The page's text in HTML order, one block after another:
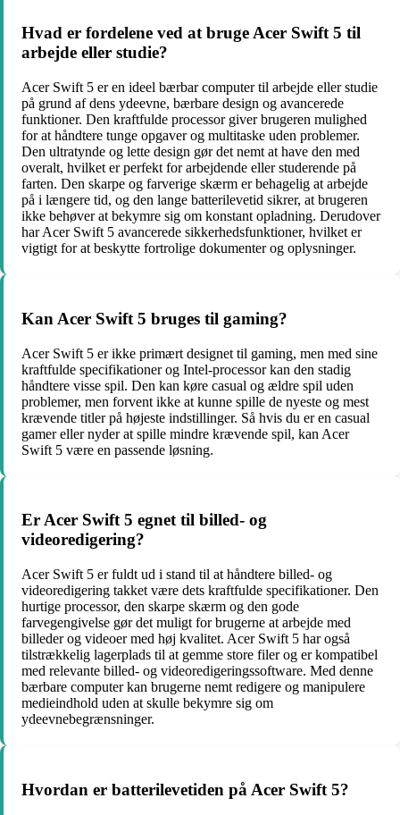
Hvad er fordelene ved at bruge Acer Swift 5 til
arbejde eller studie?
Acer Swift 5 er en ideel bærbar computer til arbejde eller studie
på grund af dens ydeevne, bærbare design og avancerede
funktioner. Den kraftfulde processor giver brugeren mulighed
for at håndtere tunge opgaver og multitaske uden problemer.
Den ultratynde og lette design gør det nemt at have den med
overalt, hvilket er perfekt for arbejdende eller studerende på
farten. Den skarpe og farverige skærm er behagelig at arbejde
på i længere tid, og den lange batterilevetid sikrer, at brugeren
ikke behøver at bekymre sig om konstant opladning. Derudover
har Acer Swift 5 avancerede sikkerhedsfunktioner, hvilket er
vigtigt for at beskytte fortrolige dokumenter og oplysninger.
Kan Acer Swift 5 bruges til gaming?
Acer Swift 5 er ikke primært designet til gaming, men med sine
kraftfulde specifikationer og Intel-processor kan den stadig
håndtere visse spil. Den kan køre casual og ældre spil uden
problemer, men forvent ikke at kunne spille de nyeste og mest
krævende titler på højeste indstillinger. Så hvis du er en casual
gamer eller nyder at spille mindre krævende spil, kan Acer
Swift 5 være en passende løsning.
Er Acer Swift 5 egnet til billed- og
videoredigering?
Acer Swift 5 er fuldt ud i stand til at håndtere billed- og
videoredigering takket være dets kraftfulde specifikationer. Den
hurtige processor, den skarpe skærm og den gode
farvegengivelse gør det muligt for brugerne at arbejde med
billeder og videoer med høj kvalitet. Acer Swift 5 har også
tilstrækkelig lagerplads til at gemme store filer og er kompatibel
med relevante billed- og videoredigeringssoftware. Med denne
bærbare computer kan brugerne nemt redigere og manipulere
medieindhold uden at skulle bekymre sig om
ydeevnebegrænsninger.
Hvordan er batterilevetiden på Acer Swift 5?